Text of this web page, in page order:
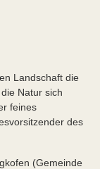
Landschaft die
Natur sich
feines
des
(Gemeinde